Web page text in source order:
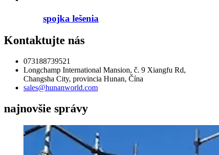
spojka lešenia
Kontaktujte nás
073188739521
Longchamp International Mansion, č. 9 Xiangfu Rd,
Changsha City, provincia Hunan, Čína
sales@hunanworld.com
najnovšie správy